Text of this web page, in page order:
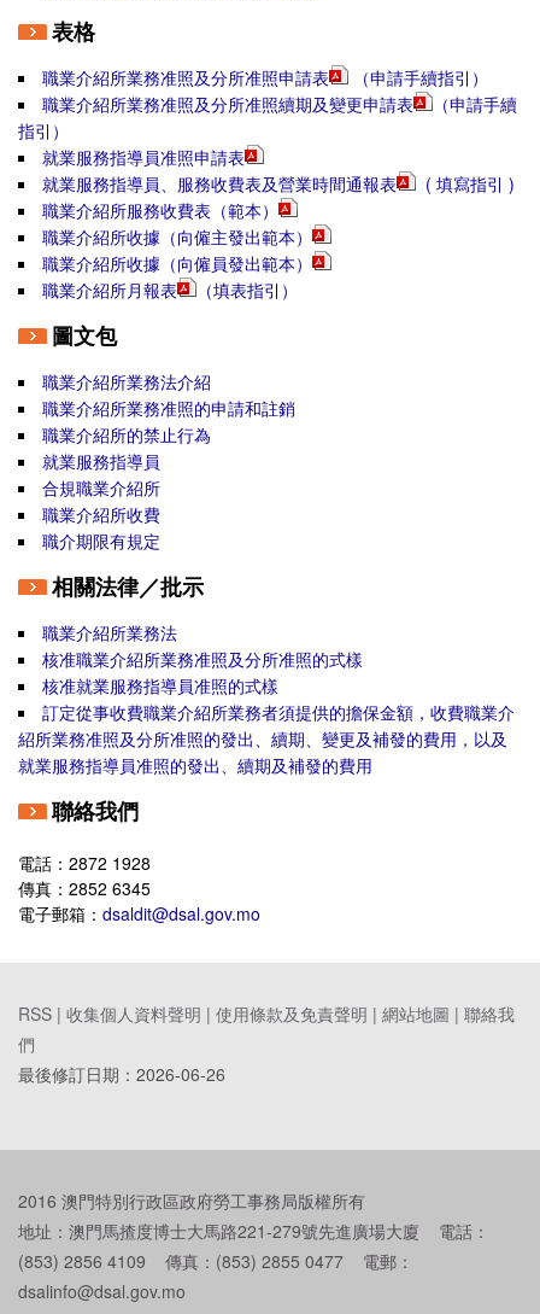
表格
職業介紹所業務准照及分所准照申請表
（申請手續指引）
職業介紹所業務准照及分所准照續期及變更申請表
（申請手續
指引 ）
就業服務指導員准照申請表
就業服務指導員、服務收費表及營業時間通報表
( 填寫指引 )
職業介紹所服務收費表（範本）
職業介紹所收據（向僱主發出範本）
職業介紹所收據（向僱員發出範本）
職業介紹所月報表
（填表指引 ）
圖文包
職業介紹所業務法介紹
職業介紹所業務准照的申請和註銷
職業介紹所的禁止行為
就業服務指導員
合規職業介紹所
職業介紹所收費
職介期限有規定
相關法律／批示
職業介紹所業務法
核准職業介紹所業務准照及分所准照的式樣
核准就業服務指導員准照的式樣
訂定從事收費職業介紹所業務者須提供的擔保金額，收費職業介
紹所業務准照及分所准照的發出、續期、變更及補發的費用，以及
就業服務指導員准照的發出、續期及補發的費用
聯絡我們
電話：2872 1928
傳真：2852 6345
電子郵箱： dsaldit@dsal.gov.mo
RSS | 收集個人資料聲明 | 使用條款及免責聲明 | 網站地圖 | 聯絡我
們
最後修訂日期： 2026-06-26
2016 澳門特別行政區政府勞工事務局版權所有
地址：澳門馬揸度博士大馬路221-279號先進廣場大廈 電話：
(853) 2856 4109 傳真：(853) 2855 0477 電郵：
dsalinfo@dsal.gov.mo